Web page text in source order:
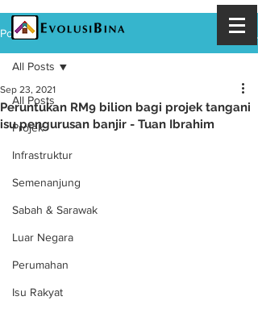
Post
All Posts
Projek
Infrastruktur
Semenanjung
Sabah & Sarawak
Luar Negara
Perumahan
Isu Rakyat
All Posts
Peruntukan RM9 bilion bagi projek tangani
isu pengurusan banjir - Tuan Ibrahim
Sep 23, 2021